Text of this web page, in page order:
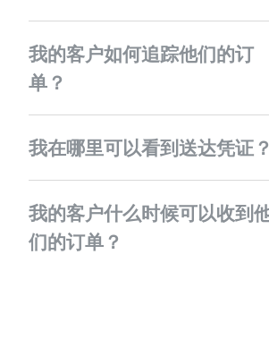
我的客户如何追踪他们的订
单？
我在哪里可以看到送达凭证？
我的客户什么时候可以收到他
们的订单？